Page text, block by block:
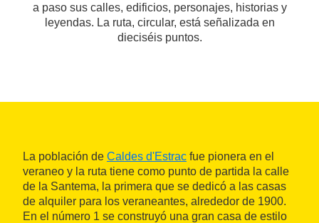
a paso sus calles, edificios, personajes, historias y
leyendas. La ruta, circular, está señalizada en
dieciséis puntos.
La población de Caldes d'Estrac fue pionera en el
veraneo y la ruta tiene como punto de partida la calle
de la Santema, la primera que se dedicó a las casas
de alquiler para los veraneantes, alrededor de 1900.
En el número 1 se construyó una gran casa de estilo